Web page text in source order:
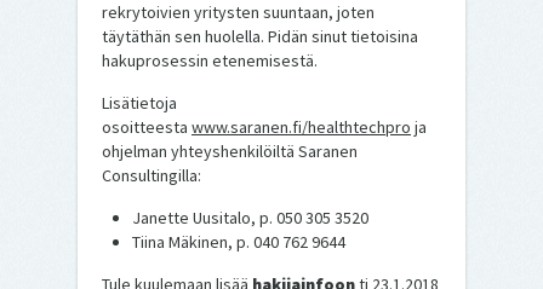
rekrytoivien yritysten suuntaan, joten
täytäthän sen huolella. Pidän sinut tietoisina
hakuprosessin etenemisestä.
Lisätietoja
osoitteesta www.saranen.fi/healthtechpro ja
ohjelman yhteyshenkilöiltä Saranen
Consultingilla:
Janette Uusitalo, p. 050 305 3520
Tiina Mäkinen, p. 040 762 9644
Tule kuulemaan lisää hakijainfoonti 23.1.2018